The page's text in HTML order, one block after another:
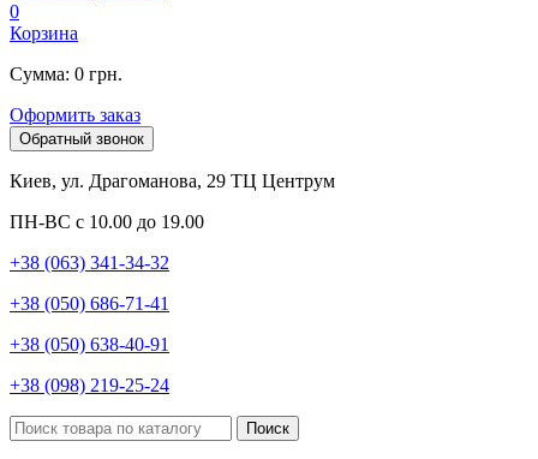
0
Корзина
Сумма: 0 грн.
Оформить заказ
Обратный звонок
Киев, ул. Драгоманова, 29 ТЦ Центрум
ПН-ВС с 10.00 до 19.00
+38 (063) 341-34-32
+38 (050) 686-71-41
+38 (050) 638-40-91
+38 (098) 219-25-24
Поиск